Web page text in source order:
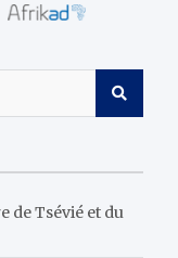
de Tsévié et du